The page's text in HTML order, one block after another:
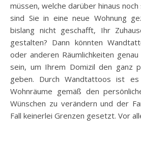
müssen, welche darüber hinaus
sind Sie in eine neue Wohnung
bislang nicht geschafft, Ihr
gestalten? Dann könnten
oder anderen Räumlichkeiten
sein, um Ihrem Domizil den ganz
geben. Durch Wandtattoos ist
Wohnräume gemäß den
Wünschen zu verändern und der
Fall keinerlei Grenzen gesetzt. Vor